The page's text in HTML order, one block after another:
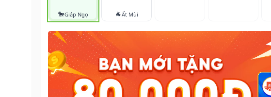
🐎Giáp Ngọ 🐐Ất Mùi